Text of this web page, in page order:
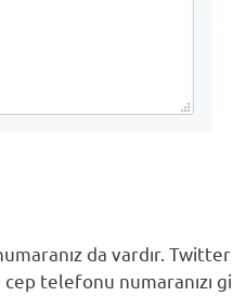
da vardır.
telefonu numaranızı